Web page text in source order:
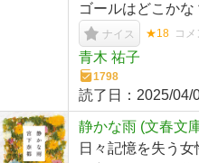
ゴールはどこかな
ナイス ★18 コ
青木 祐子
1798
読了日： 2025/04/
静かな雨 (文春文
日々記憶を失う